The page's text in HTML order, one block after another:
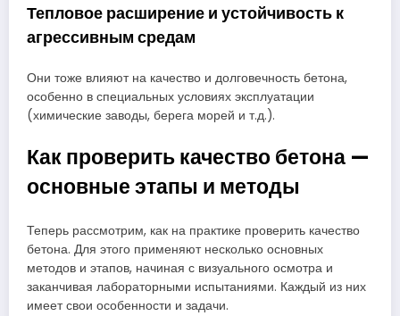
Тепловое расширение и устойчивость к
агрессивным средам
Они тоже влияют на качество и долговечность бетона,
особенно в специальных условиях эксплуатации
(химические заводы, берега морей и т.д.).
Как проверить качество бетона —
основные этапы и методы
Теперь рассмотрим, как на практике проверить качество
бетона. Для этого применяют несколько основных
методов и этапов, начиная с визуального осмотра и
заканчивая лабораторными испытаниями. Каждый из них
имеет свои особенности и задачи.